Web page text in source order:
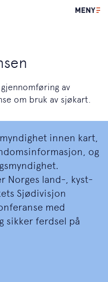
av
om bruk av sjøkart.
innen kart,
og
Norges land-, kyst-
Sjødivisjon
med
sikker ferdsel på